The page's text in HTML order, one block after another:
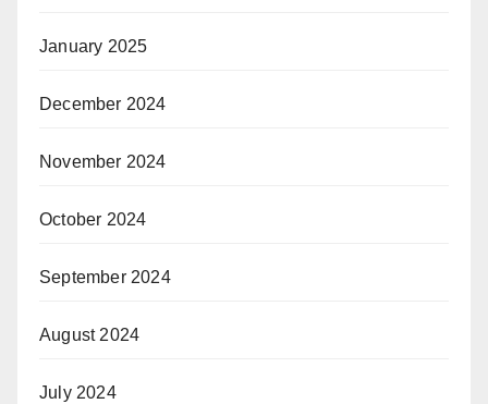
January 2025
December 2024
November 2024
October 2024
September 2024
August 2024
July 2024